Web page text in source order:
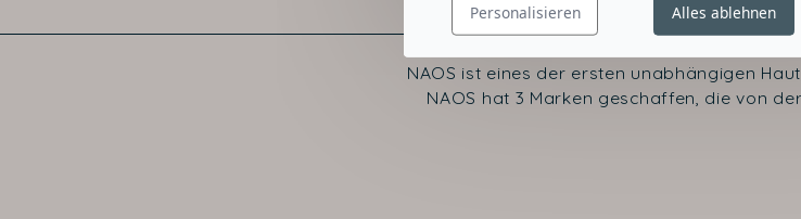
NAOS ist eines der ersten unabhängigen
NAOS hat 3 Marken geschaffen, die von
Personalisieren Alles ablehnen